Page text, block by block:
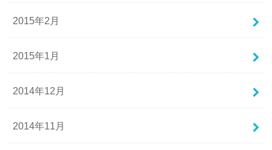
2015年2月
2015年1月
2014年12月
2014年11月